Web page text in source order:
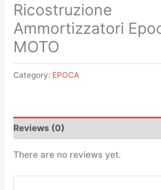
Ricostruzione
Ammortizzatori
MOTO
Category: EPOCA
Reviews (0)
There are no reviews yet.